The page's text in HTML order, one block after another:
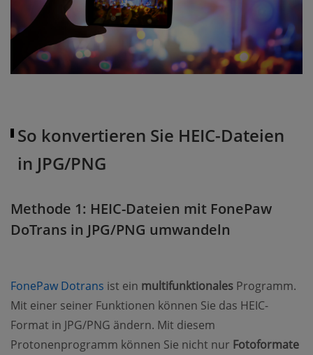
So konvertieren Sie HEIC-Dateien
in JPG/PNG
Methode 1: HEIC-Dateien mit FonePaw
DoTrans in JPG/PNG umwandeln
FonePaw Dotrans (opens new window)
ist ein multifunktionales Programm.
Mit einer seiner Funktionen können Sie das HEIC-
Format in JPG/PNG ändern. Mit diesem
Protonenprogramm können Sie nicht nur Fotoformate